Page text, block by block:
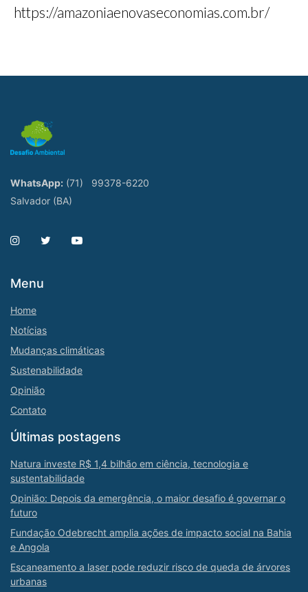
https://amazoniaenovaseconomias.com.br/
WhatsApp: (71)
99378-6220
Salvador (BA)
Menu
Home
Notícias
Mudanças climáticas
Sustenabilidade
Opinião
Contato
Últimas postagens
Natura investe R$ 1,4 bilhão em ciência, tecnologia e
sustentabilidade
Opinião: Depois da emergência, o maior desafio é governar o
futuro
Fundação Odebrecht amplia ações de impacto social na Bahia
e Angola
Escaneamento a laser pode reduzir risco de queda de árvores
urbanas